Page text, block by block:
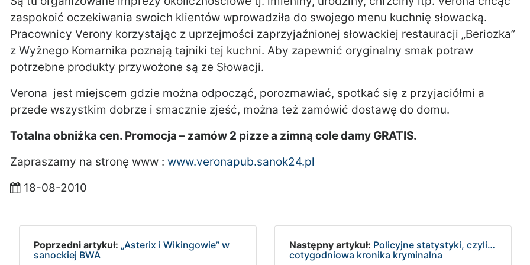
zaspokoić oczekiwania swoich klientów wprowadziła do swojego menu kuchnię słowacką.
Pracownicy Verony korzystając z uprzejmości zaprzyjaźnionej słowackiej restauracji „Beriozka”
z Wyżnego Komarnika poznają tajniki tej kuchni. Aby zapewnić oryginalny smak potraw
potrzebne produkty przywożone są ze Słowacji.
Verona jest miejscem gdzie można odpocząć, porozmawiać, spotkać się z przyjaciółmi a
przede wszystkim dobrze i smacznie zjeść, można też zamówić dostawę do domu.
Totalna obniżka cen. Promocja – zamów 2 pizze a zimną cole damy GRATIS.
Zapraszamy na stronę www : www.veronapub.sanok24.pl
18-08-2010
Poprzedni artykuł: „Asterix i Wikingowie” w
sanockiej BWA
Następny artykuł: Policyjne statystyki, czyli…
cotygodniowa kronika kryminalna